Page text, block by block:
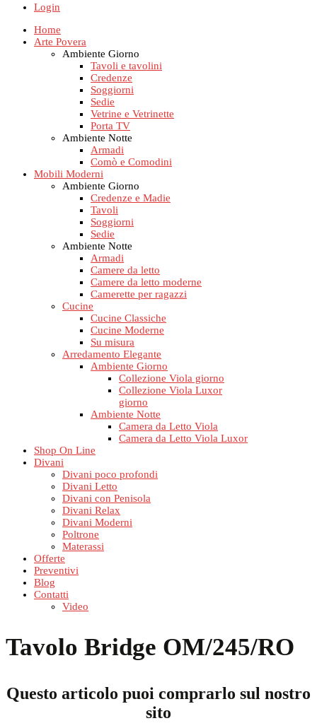
Login
Home
Arte Povera
Ambiente Giorno
Tavoli e tavolini
Credenze
Soggiorni
Sedie
Vetrine e Vetrinette
Porta TV
Ambiente Notte
Armadi
Comò e Comodini
Mobili Moderni
Ambiente Giorno
Credenze e Madie
Tavoli
Soggiorni
Sedie
Ambiente Notte
Armadi
Camere da letto
Camere da letto moderne
Camerette per ragazzi
Cucine
Cucine Classiche
Cucine Moderne
Su misura
Arredamento Elegante
Ambiente Giorno
Collezione Viola giorno
Collezione Viola Luxor
giorno
Ambiente Notte
Camera da Letto Viola
Camera da Letto Viola Luxor
Shop On Line
Divani
Divani poco profondi
Divani Letto
Divani con Penisola
Divani Relax
Divani Moderni
Poltrone
Materassi
Offerte
Preventivi
Blog
Contatti
Video
Tavolo Bridge OM/245/RO
Questo articolo puoi comprarlo sul nostro
sito